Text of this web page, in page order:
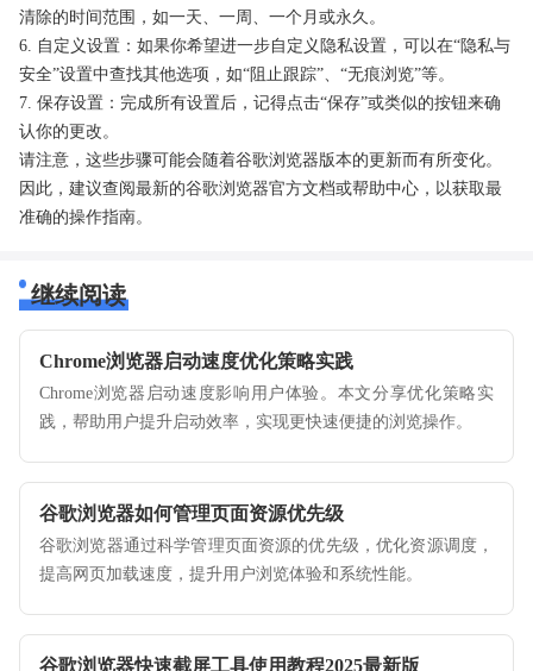
清除的时间范围，如一天、一周、一个月或永久。
6. 自定义设置：如果你希望进一步自定义隐私设置，可以在“隐私与
安全”设置中查找其他选项，如“阻止跟踪”、“无痕浏览”等。
7. 保存设置：完成所有设置后，记得点击“保存”或类似的按钮来确
认你的更改。
请注意，这些步骤可能会随着谷歌浏览器版本的更新而有所变化。
因此，建议查阅最新的谷歌浏览器官方文档或帮助中心，以获取最
准确的操作指南。
继续阅读
Chrome浏览器启动速度优化策略实践
Chrome浏览器启动速度影响用户体验。本文分享优化策略实
践，帮助用户提升启动效率，实现更快速便捷的浏览操作。
谷歌浏览器如何管理页面资源优先级
谷歌浏览器通过科学管理页面资源的优先级，优化资源调度，
提高网页加载速度，提升用户浏览体验和系统性能。
谷歌浏览器快速截屏工具使用教程2025最新版